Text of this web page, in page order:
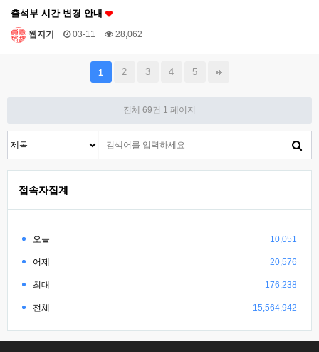
출석부 시간 변경 안내
웹지기 03-11 28,062
1 2 3 4 5
전체 69건 1 페이지
접속자집계
오늘 10,051
어제 20,576
최대 176,238
전체 15,564,942